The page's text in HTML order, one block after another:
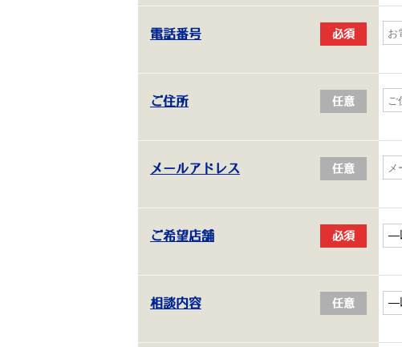
電話番号 必須
ご住所 任意
メールアドレス 任意
ご希望店舗 必須
相談内容 任意